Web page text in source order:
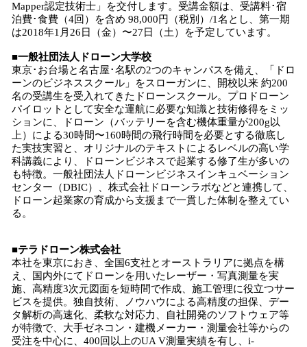
Mapper認定技術士」を交付します。受講金額は、受講料･宿
泊費･食費（4回）を含め 98,000円（税別）/1名とし、第一期
は2018年1月26日（金）〜27日（土）を予定しています。
■一般社団法人ドローン大学校
東京･お台場と名古屋･名駅の2つのキャンパスを備え、「ドロ
ーンのビジネススクール」をスローガンに、開校以来 約200
名の受講生を受入れてきたドローンスクール。プロドローン
パイロットとして安全な運航に必要な知識と技術修得をミッ
ションに、ドローン（バッテリーを含む機体重量が200g以
上）による30時間〜160時間の飛行時間を必要とする徹底し
た実技実習と、オリジナルのテキストによるレベルの高い学
科講義により、ドローンビジネスで起業する修了生が多いの
も特徴。一般社団法人ドローンビジネスインキュベーション
センター（DBIC）、株式会社ドローンラボなどと連携して、
ドローン起業家の育成から支援まで一貫した体制を整えてい
る。
■テラドローン株式会社
本社を東京におき、全国6支社とオーストラリアに拠点を構
え、国内外にてドローンを用いたレーザー・写真測量を実
施、高精度3次元図面を短時間で作成、施工管理に役立つサー
ビスを提供。独自技術、ノウハウによる高精度の担保、デー
タ解析の高速化、柔軟な対応力、自社開発のソフトウェア等
が特徴で、大手ゼネコン・建機メーカー・測量会社等からの
受注を中心に、400回以上のUA V測量実績を有し、i-